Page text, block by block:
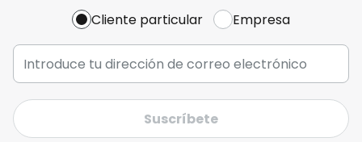
Cliente particular Empresa
Suscríbete